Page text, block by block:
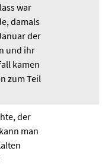
war
damals
der
und ihr
kamen
zum Teil
der
man